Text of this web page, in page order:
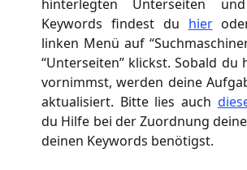
hinterlegten Unterseiten
Keywords findest du hier
linken Menü auf
“Unterseiten” klickst. Sobald du
vornimmst, werden deine
aktualisiert. Bitte lies auch
du Hilfe bei der Zuordnung
deinen Keywords benötigst.